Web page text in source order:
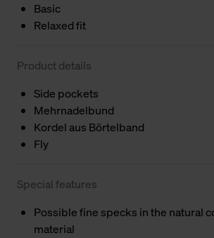
Basic
Relaxed fit
Product details
Side pockets
Mehrnadelbund
Kordel aus Börtelband
Fly
Special features
Possible fine specks in the natural
material